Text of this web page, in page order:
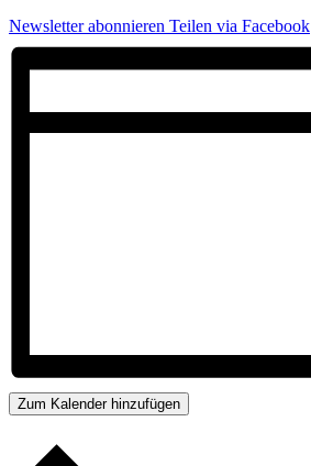
Newsletter abonnieren Teilen via Facebook
Zum Kalender hinzufügen